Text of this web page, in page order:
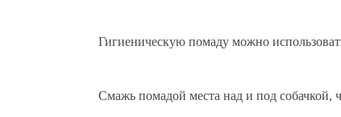
Гигиеническую помаду можно
Смажь помадой места над и под собачкой,